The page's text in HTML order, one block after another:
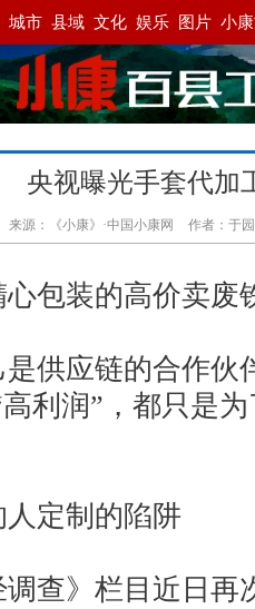
央视曝光手套代加
来源：《小康》·中国小康网 作者：于园
装的高价卖废
应链的合作伙
高利润”，都只是
定制的陷阱
》栏目近日再